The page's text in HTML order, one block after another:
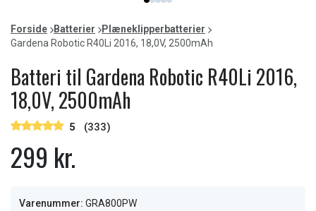
item
0
item
1
item
2
item
3
item
4
of
5
Forside Batterier
Plæneklipperbatterier
Gardena Robotic R40Li 2016, 18,0V, 2500mAh
Batteri til Gardena Robotic R40Li 2016,
18,0V, 2500mAh
5 (333)
299 kr.
Varenummer: GRA800PW